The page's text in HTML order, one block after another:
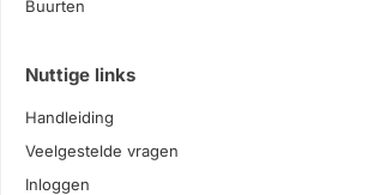
Buurten
Nuttige links
Handleiding
Veelgestelde vragen
Inloggen